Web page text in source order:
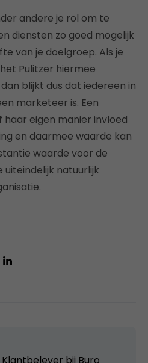
andere je rol om te
diensten zo goed mogelijk
van je doelgroep. Als je
Pulitzer hiermee
blijkt dus dat iedereen in
marketeer is. Een
eigen manier invloed
en daarmee waarde kan
waarde voor de
natuurlijk
bij Buro